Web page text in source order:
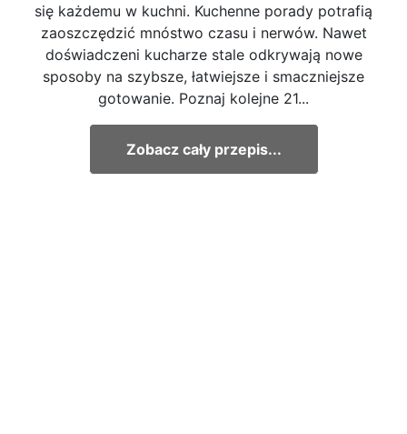
się każdemu w kuchni. Kuchenne porady potrafią
zaoszczędzić mnóstwo czasu i nerwów. Nawet
doświadczeni kucharze stale odkrywają nowe
sposoby na szybsze, łatwiejsze i smaczniejsze
gotowanie. Poznaj kolejne 21...
Zobacz cały przepis...